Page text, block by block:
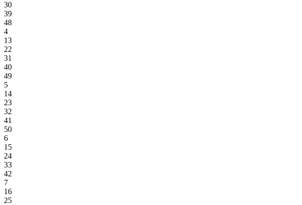
30
39
48
4
13
22
31
40
49
5
14
23
32
41
50
6
15
24
33
42
7
16
25